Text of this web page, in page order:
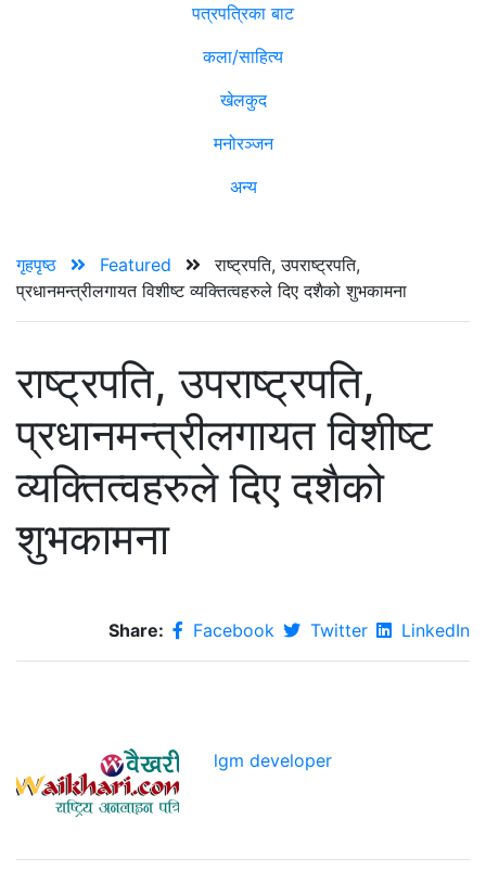
पत्रपत्रिका बाट
कला/साहित्य
खेलकुद
मनोरञ्जन
अन्य
गृहपृष्ठ Featured
राष्ट्रपति, उपराष्ट्रपति,
प्रधानमन्त्रीलगायत विशीष्ट व्यक्तित्वहरुले दिए दशैको शुभकामना
राष्ट्रपति, उपराष्ट्रपति,
प्रधानमन्त्रीलगायत विशीष्ट
व्यक्तित्वहरुले दिए दशैको
शुभकामना
Share: Facebook Twitter LinkedIn
lgm developer